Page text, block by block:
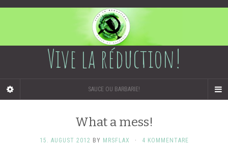
Vive la réduction!
SAUCE OU BARBARIE!
What a mess!
15. AUGUST 2012 BY MRSFLAX · 4 KOMMENTARE